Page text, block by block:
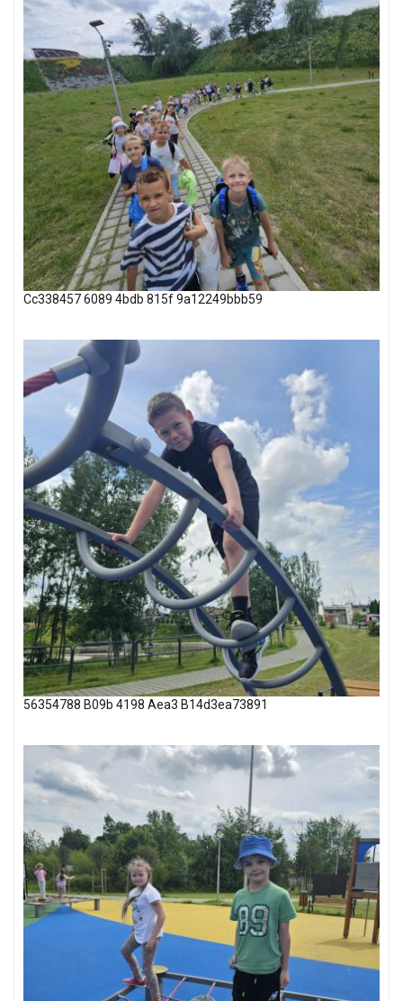
Cc338457 6089 4bdb 815f 9a12249bbb59
56354788 B09b 4198 Aea3 B14d3ea73891